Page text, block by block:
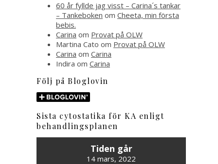
60 år fyllde jag visst – Carina´s tankar
– Tankeboken om Cheeta, min första
bebis.
Carina om Provat på OLW
Martina Cato om Provat på OLW
Carina om Carina
Indira om Carina
Följ på Bloglovin
Sista cytostatika för KA enligt
behandlingsplanen
Tiden går
14 mars, 2022